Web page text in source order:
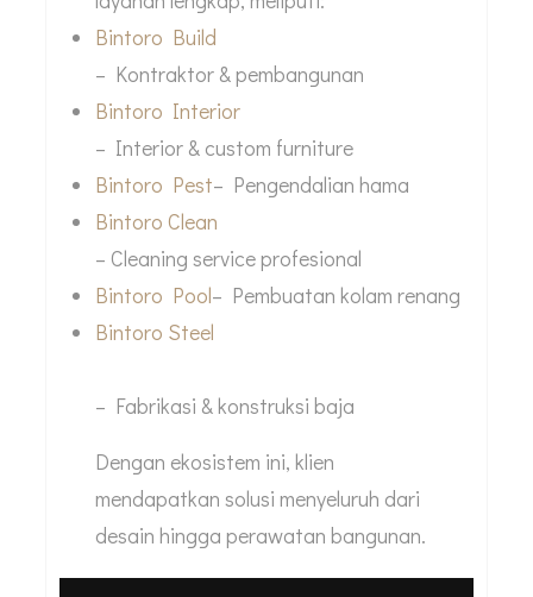
Bintoro Build
– Kontraktor & pembangunan
Bintoro Interior
– Interior & custom furniture
Bintoro Pest– Pengendalian hama
Bintoro Clean
– Cleaning service profesional
Bintoro Pool– Pembuatan kolam renang
Bintoro Steel
– Fabrikasi & konstruksi baja
Dengan ekosistem ini, klien
mendapatkan solusi menyeluruh dari
desain hingga perawatan bangunan.